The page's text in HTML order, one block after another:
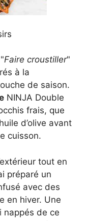
Faire croustiller"
à la
de saison.
NINJA Double
frais, que
d’olive avant
cuisson.
tout en
préparé un
avec des
en hiver. Une
nappés de ce